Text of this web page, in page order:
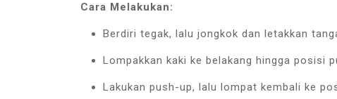
Cara Melakukan:
Berdiri tegak, lalu jongkok dan letakkan
Lompakkan kaki ke belakang hingga posisi
Lakukan push-up, lalu lompat kembali ke